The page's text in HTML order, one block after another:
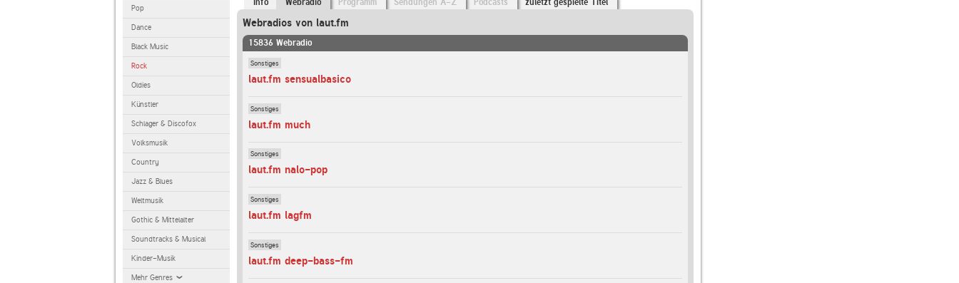
Pop
Dance
Black Music
Rock
Oldies
Künstler
Schlager & Discofox
Volksmusik
Country
Jazz & Blues
Weltmusik
Gothic & Mittelalter
Soundtracks & Musical
Kinder-Musik
Mehr Genres
Info Webradio Programm Sendungen A-Z Podcasts zuletzt gespielte Titel
Webradios von laut.fm
15836 Webradio
Sonstiges
laut.fm sensualbasico
Sonstiges
laut.fm much
Sonstiges
laut.fm nalo-pop
Sonstiges
laut.fm lagfm
Sonstiges
laut.fm deep-bass-fm